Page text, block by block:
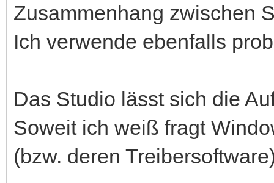
Zusammenhang zwischen
Ich verwende ebenfalls
Das Studio lässt sich die
Soweit ich weiß fragt
(bzw. deren